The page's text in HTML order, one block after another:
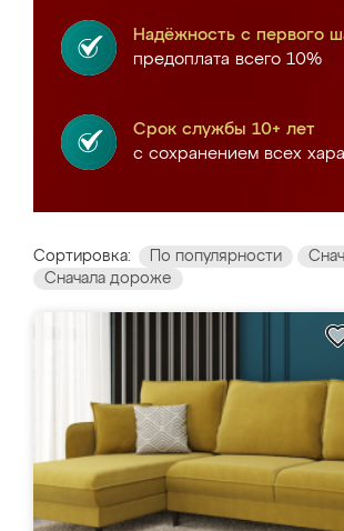
Надёжность с первого
предоплата всего 10%
Срок службы 10+ лет
с сохранением всех
Сортировка: По популярности
Сначала дороже